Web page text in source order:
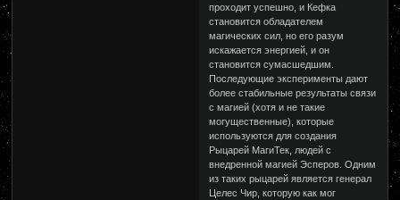
проходит успешно, и Кефка
становится обладателем
магических сил, но его разум
искажается энергией, и он
становится сумасшедшим.
Последующие эксперименты дают
более стабильные результаты связи
с магией (хотя и не такие
могущественные), которые
используются для создания
Рыцарей МагиТек, людей с
внедренной магией Эсперов. Одним
из таких рыцарей является генерал
Целес Чир, которую как мог